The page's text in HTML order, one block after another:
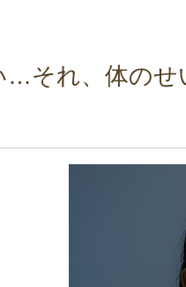
それ、体のせ